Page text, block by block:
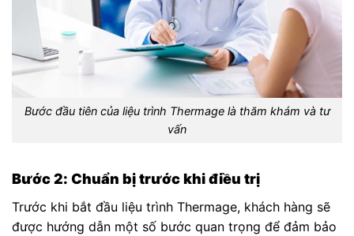
Bước đầu tiên của liệu trình Thermage là thăm khám và tư
vấn
Bước 2: Chuẩn bị trước khi điều trị
Trước khi bắt đầu liệu trình Thermage, khách hàng sẽ
được hướng dẫn một số bước quan trọng để đảm bảo